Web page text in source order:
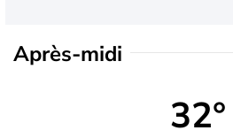
Après-midi
32°